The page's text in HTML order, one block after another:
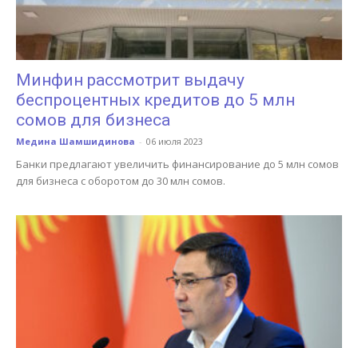
Кыргызстана
Минфин рассмотрит выдачу
беспроцентных кредитов до 5 млн
сомов для бизнеса
Медина Шамшидинова - 06 июля 2023
Банки предлагают увеличить финансирование до 5 млн сомов
для бизнеса с оборотом до 30 млн сомов.